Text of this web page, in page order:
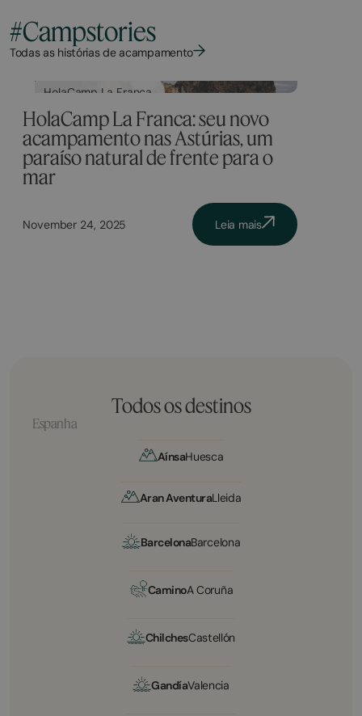
#Campstories
Todas as histórias de acampamento
HolaCamp La Franca
HolaCamp La Franca: seu novo
acampamento nas Astúrias, um
paraíso natural de frente para o
mar
November 24, 2025 Leia mais
Todos os destinos
Espanha
AínsaHuesca
Aran AventuraLleida
BarcelonaBarcelona
CaminoA Coruña
ChilchesCastellón
GandíaValencia